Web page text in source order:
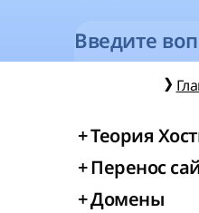
Введите
+Теория
+Перенос
+Домены